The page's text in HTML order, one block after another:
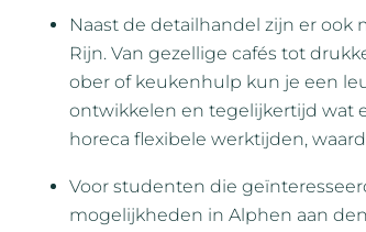
Naast de detailhandel zijn er
Rijn. Van gezellige cafés tot
ober of keukenhulp kun je een
ontwikkelen en tegelijkertijd wat
horeca flexibele werktijden,
Voor studenten die
mogelijkheden in Alphen aan